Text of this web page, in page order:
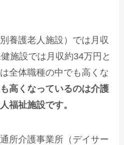
養護老人施設）では月収
施設では月収約34万円と
全体職種の中でも高くな
高くなっているのは介護
福祉施設です。
所介護事業所（デイサー